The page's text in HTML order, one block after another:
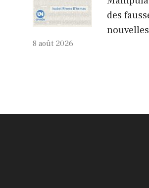
des
nouvelles
8 août 2026